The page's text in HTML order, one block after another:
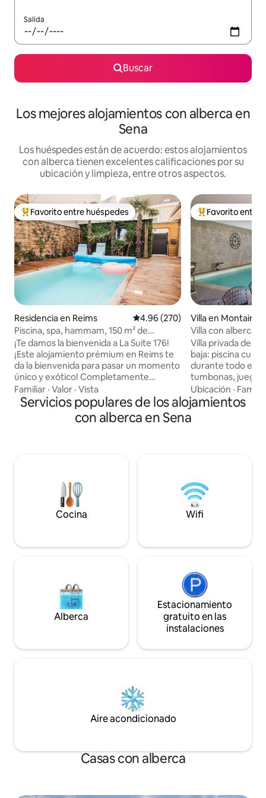
Salida
Buscar
Los mejores alojamientos con alberca en
Sena
Los huéspedes están de acuerdo: estos alojamientos
con alberca tienen excelentes calificaciones por su
ubicación y limpieza, entre otros aspectos.
De los mejores en Favorito entre huéspedes
Favorito entre huéspedes
Residencia en Reims Calificación promedio: 4.96 de
4.96 (270)
Piscina, spa, hammam, 150 m² de
bienestar en Reims
¡Te damos la bienvenida a La Suite 176!
¡Este alojamiento prémium en Reims te
da la bienvenida para pasar un momento
único y exótico! Completamente
renovado y equipado con todo lo nuevo,
La Suite 176 te transporta a un universo
tropical mientras permaneces en el
corazón de la ciudad de las
(farmacia, supermercados y tiendas,
Familiar · Valor · Vista
De los mejores
Favorito entre
Villa en
Villa con alberca
cerca de Versalles
Villa privada de
baja: piscina
durante todo el
tumbonas,
americana
dormitorios,
ducha italiana,
1.ª planta: salón
mesa de ping
trampolín,
Ubicación ·
Servicios populares de los alojamientos
con alberca en Sena
Cocina Wifi
Alberca
Estacionamiento
gratuito en las
instalaciones
Aire acondicionado
Casas con alberca